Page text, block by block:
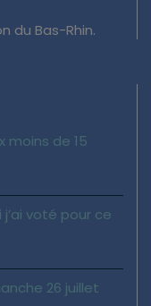
du Bas-Rhin.
moins de 15
j’ai voté pour ce
26 juillet